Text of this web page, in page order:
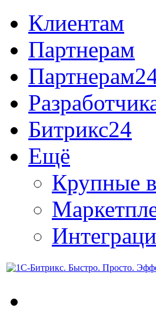
Клиентам
Партнерам
Битрикс24
Ещё
Крупные